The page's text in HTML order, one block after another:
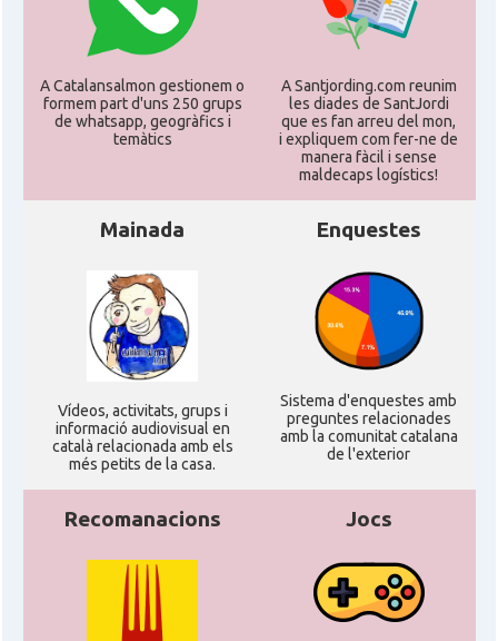
CAMON CATALANS A GUILDFORD
CAMON Catalans a HEREFORD
Catalans a Ipswich
CAMON Catalans a KETTERING
CAMON Catalans a Leeds - Uk
CAMON Catalans a LEICESTER
CAMON Catalans a Lincoln
CAMON Catalans a LIVERPOOL
CAMON CATALANS A LONDON - Londres
CAMON CATALANS A MANCHESTER
A Catalansalmon gestionem o
formem part d'uns 250 grups
de whatsapp, geogràfics i
temàtics
A Santjording.com reunim
les diades de SantJordi
que es fan arreu del mon,
i expliquem com fer-ne de
manera fàcil i sense
maldecaps logí­stics!
Mainada
Ví­deos, activitats, grups i
informació audiovisual en
català relacionada amb els
més petits de la casa.
Enquestes
Sistema d'enquestes amb
preguntes relacionades
amb la comunitat catalana
de l'exterior
Recomanacions Jocs